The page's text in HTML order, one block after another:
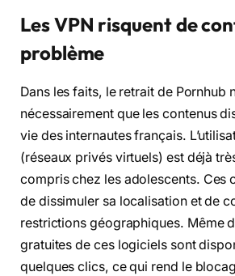
Les VPN risquent de
problème
Dans les faits, le retrait de Pornhub
nécessairement que les contenus
vie des internautes français.
(réseaux privés virtuels) est déjà
compris chez les adolescents. Ces
de dissimuler sa localisation et de
restrictions géographiques. Même
gratuites de ces logiciels sont
quelques clics, ce qui rend le